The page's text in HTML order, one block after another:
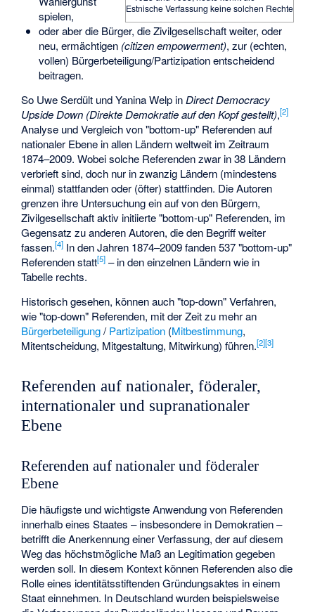
Estnische Verfassung keine solchen Rechte
spielen,
oder aber die Bürger, die Zivilgesellschaft weiter, oder
neu, ermächtigen (citizen empowerment), zur (echten,
vollen) Bürgerbeteiligung/Partizipation entscheidend
beitragen.
So Uwe Serdült und Yanina Welp inDirect Democracy
Upside Down (Direkte Demokratie auf den Kopf gestellt),[2]
Analyse und Vergleich von "bottom-up" Referenden auf
nationaler Ebene in allen Ländern weltweit im Zeitraum
1874–2009. Wobei solche Referenden zwar in 38 Ländern
verbrieft sind, doch nur in zwanzig Ländern (mindestens
einmal) stattfanden oder (öfter) stattfinden. Die Autoren
grenzen ihre Untersuchung ein auf von den Bürgern,
Zivilgesellschaft aktiv initiierte "bottom-up" Referenden, im
Gegensatz zu anderen Autoren, die den Begriff weiter
fassen.[4] In den Jahren 1874–2009 fanden 537 "bottom-up"
Referenden statt[5] – in den einzelnen Ländern wie in
Tabelle rechts.
Historisch gesehen, können auch "top-down" Verfahren,
wie "top-down" Referenden, mit der Zeit zu mehr an
Bürgerbeteiligung/Partizipation (Mitbestimmung,
Mitentscheidung, Mitgestaltung, Mitwirkung) führen.[2][3]
Referenden auf nationaler, föderaler,
internationaler und supranationaler
Ebene
Referenden auf nationaler und föderaler
Ebene
Die häufigste und wichtigste Anwendung von Referenden
innerhalb eines Staates – insbesondere in Demokratien –
betrifft die Anerkennung einer Verfassung, der auf diesem
Weg das höchstmögliche Maß an Legitimation gegeben
werden soll. In diesem Kontext können Referenden also die
Rolle eines identitätsstiftenden Gründungsaktes in einem
Staat einnehmen. In Deutschland wurden beispielsweise